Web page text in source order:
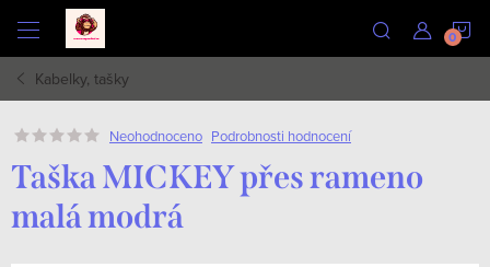
obsah
Kabelky, tašky
Neohodnoceno Podrobnosti hodnocení
Taška MICKEY přes rameno
malá modrá